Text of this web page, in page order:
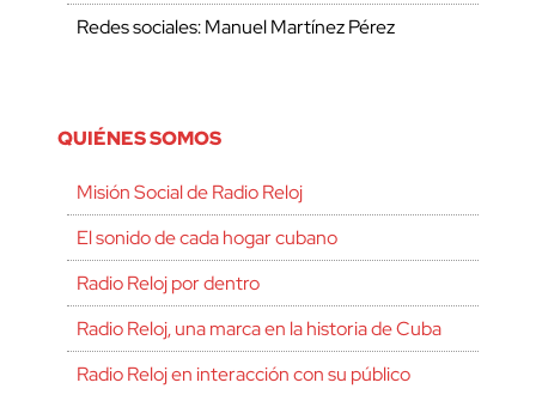
Redes sociales: Manuel Martínez Pérez
QUIÉNES SOMOS
Misión Social de Radio Reloj
El sonido de cada hogar cubano
Radio Reloj por dentro
Radio Reloj, una marca en la historia de Cuba
Radio Reloj en interacción con su público